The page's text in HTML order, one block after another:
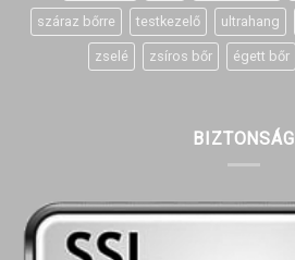
száraz bőrre testkezelő ultrahang
zselé zsíros bőr égett bőr
BIZTONSÁG